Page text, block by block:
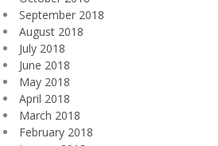
September 2018
August 2018
July 2018
June 2018
May 2018
April 2018
March 2018
February 2018